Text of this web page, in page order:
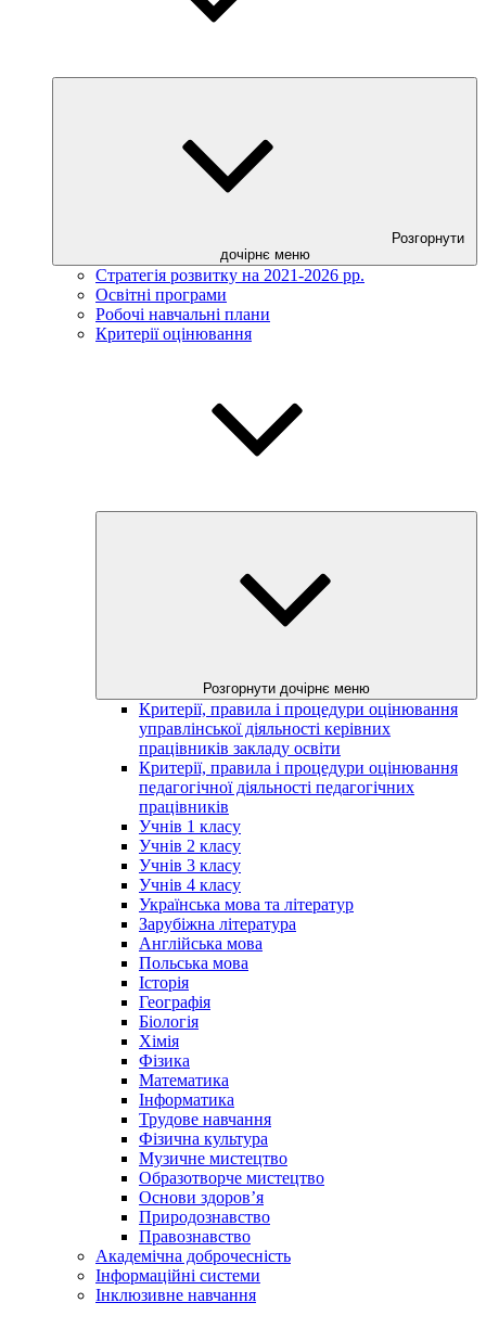
Розгорнути
дочірнє меню
Стратегія розвитку на 2021-2026 рр.
Освітні програми
Робочі навчальні плани
Критерії оцінювання
Розгорнути дочірнє меню
Критерії, правила і процедури оцінювання
управлінської діяльності керівних
працівників закладу освіти
Критерії, правила і процедури оцінювання
педагогічної діяльності педагогічних
працівників
Учнів 1 класу
Учнів 2 класу
Учнів 3 класу
Учнів 4 класу
Українська мова та літератур
Зарубіжна література
Англійська мова
Польська мова
Історія
Географія
Біологія
Хімія
Фізика
Математика
Інформатика
Трудове навчання
Фізична культура
Музичне мистецтво
Образотворче мистецтво
Основи здоров’я
Природознавство
Правознавство
Академічна доброчесність
Інформаційні системи
Інклюзивне навчання